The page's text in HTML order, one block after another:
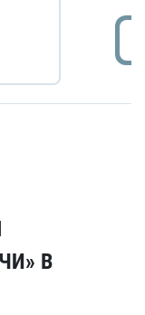
В